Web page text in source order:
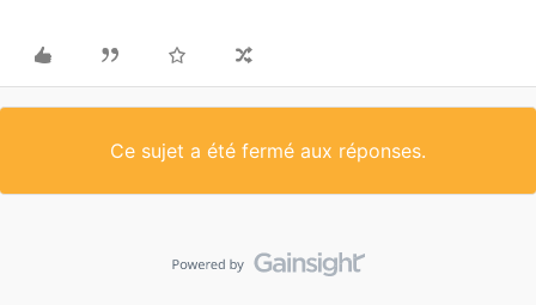
Ce sujet a été fermé aux réponses.